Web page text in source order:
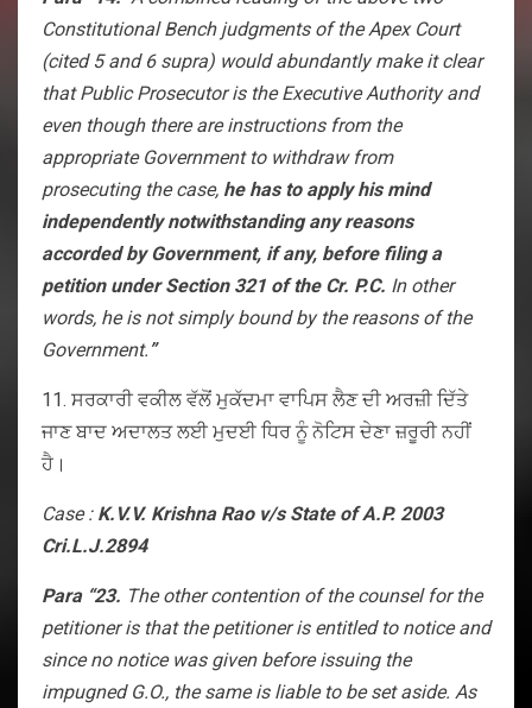
Constitutional Bench judgments of the Apex Court
(cited 5 and 6 supra) would abundantly make it clear
that Public Prosecutor is the Executive Authority and
even though there are instructions from the
appropriate Government to withdraw from
prosecuting the case, he has to apply his mind
independently notwithstanding any reasons
accorded by Government, if any, before filing a
petition under Section 321 of the Cr. P.C. In other
words, he is not simply bound by the reasons of the
Government. ”
11. ਸਰਕਾਰੀ ਵਕੀਲ ਵੱਲੋਂ ਮੁਕੱਦਮਾ ਵਾਪਿਸ ਲੈਣ ਦੀ ਅਰਜ਼ੀ ਦਿੱਤੇ
ਜਾਣ ਬਾਦ ਅਦਾਲਤ ਲਈ ਮੁਦਈ ਧਿਰ ਨੂੰ ਨੋਟਿਸ ਦੇਣਾ ਜ਼ਰੂਰੀ ਨਹੀਂ
ਹੈ।
Case : K.V.V. Krishna Rao v/s State of A.P. 2003
Cri.L.J.2894
Para “23. The other contention of the counsel for the
petitioner is that the petitioner is entitled to notice and
since no notice was given before issuing the
impugned G.O., the same is liable to be set aside. As